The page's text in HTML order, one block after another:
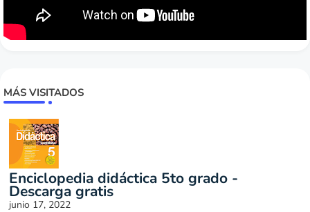
MÁS VISITADOS
Enciclopedia didáctica 5to grado -
Descarga gratis
junio 17, 2022